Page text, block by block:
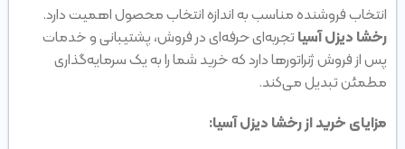
انتخاب فروشنده مناسب به اندازه انتخاب محصول اهمیت دارد.
رخشا دیزل آسیاتجربه‌ای حرفه‌ای در فروش، پشتیبانی و خدمات
پس از فروش ژنراتورها دارد که خرید شما را به یک سرمایه‌گذاری
مطمئن تبدیل می‌کند.
مزایای خرید از رخشا دیزل آسیا: